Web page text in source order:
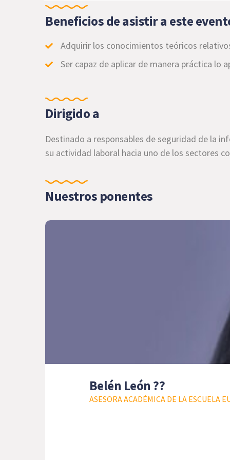
Beneficios de asistir a este
Adquirir los conocimientos teóricos
Ser capaz de aplicar de manera práctica lo
Dirigido a
Destinado a responsables de seguridad de la
su actividad laboral hacia uno de los sectores
Nuestros ponentes
Belén León ??
ASESORA ACADÉMICA DE LA ESCUELA